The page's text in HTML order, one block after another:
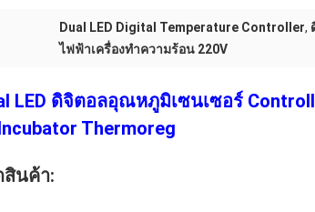
Dual LED Digital Temperature Controller,
ไฟฟ้าเครื่องทำความร้อน 220V
LED ดิจิตอลอุณหภูมิเซนเซอร์
Thermoreg
สินค้า: